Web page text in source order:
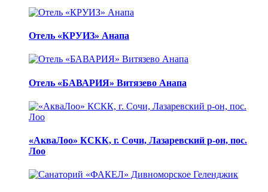
Отель «КРУИЗ» Анапа
Отель «БАВАРИЯ» Витязево Анапа
«АкваЛоо» КСКК, г. Сочи, Лазаревский р-он, пос.
Лоо